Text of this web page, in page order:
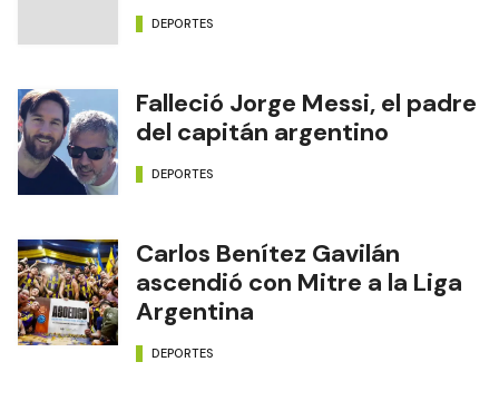
DEPORTES
Falleció Jorge Messi, el padre
del capitán argentino
DEPORTES
Carlos Benítez Gavilán
ascendió con Mitre a la Liga
Argentina
DEPORTES